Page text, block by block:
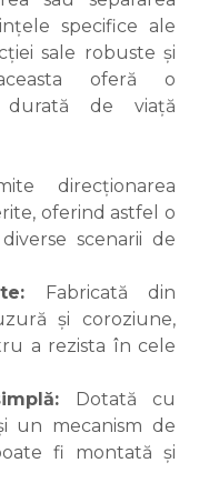
specifice ale
sale robuste și
oferă o
de viață
direcționarea
oferind astfel o
scenarii de
Fabricată din
și coroziune,
a rezista în cele
Dotată cu
un mecanism de
fi montată și